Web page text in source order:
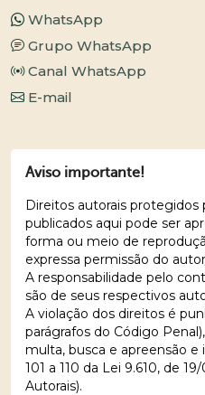
WhatsApp
Grupo WhatsApp
Canal WhatsApp
E-mail
Aviso importante!
Direitos autorais
publicados aqui pode ser
forma ou meio de
expressa permissão do
A responsabilidade pelo
são de seus respectivos
A violação dos direitos é
parágrafos do Código
multa, busca e apreensão e
101 a 110 da Lei 9.610, de
Autorais).